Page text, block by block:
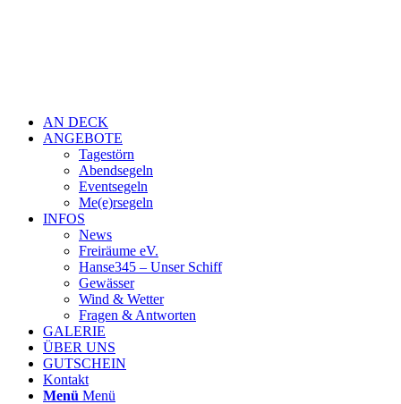
AN DECK
ANGEBOTE
Tagestörn
Abendsegeln
Eventsegeln
Me(e)rsegeln
INFOS
News
Freiräume eV.
Hanse345 – Unser Schiff
Gewässer
Wind & Wetter
Fragen & Antworten
GALERIE
ÜBER UNS
GUTSCHEIN
Kontakt
Menü Menü